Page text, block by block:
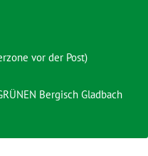
vor der Post)
Bergisch Gladbach